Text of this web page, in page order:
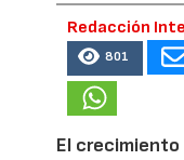
Redacción
801
El crecimiento